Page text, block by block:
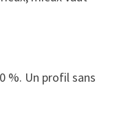
%. Un profil sans